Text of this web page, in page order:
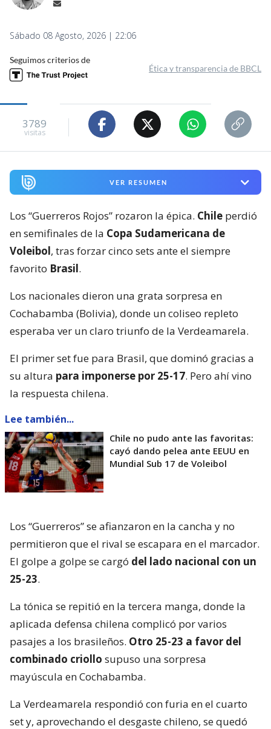
Sábado 08 Agosto, 2026 | 22:06
Seguimos criterios de
Ética y transparencia de BBCL
3789
visitas
VER RESUMEN
Los “Guerreros Rojos” rozaron la épica. Chile perdió
en semifinales de la Copa Sudamericana de
Voleibol, tras forzar cinco sets ante el siempre
favorito Brasil.
Los nacionales dieron una grata sorpresa en
Cochabamba (Bolivia), donde un coliseo repleto
esperaba ver un claro triunfo de la Verdeamarela.
El primer set fue para Brasil, que dominó gracias a
su altura para imponerse por 25-17. Pero ahí vino
la respuesta chilena.
Lee también...
Chile no pudo ante las favoritas:
cayó dando pelea ante EEUU en
Mundial Sub 17 de Voleibol
Los “Guerreros” se afianzaron en la cancha y no
permitieron que el rival se escapara en el marcador.
El golpe a golpe se cargó del lado nacional con un
25-23.
La tónica se repitió en la tercera manga, donde la
aplicada defensa chilena complicó por varios
pasajes a los brasileños. Otro 25-23 a favor del
combinado criollo supuso una sorpresa
mayúscula en Cochabamba.
La Verdeamarela respondió con furia en el cuarto
set y, aprovechando el desgaste chileno, se quedó